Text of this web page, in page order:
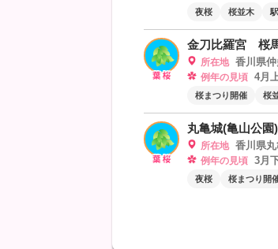
夜桜 桜並木
金刀比羅宮 桜
所在地 香川県
例年の見頃 4月
桜まつり開催 桜
丸亀城(亀山公園)
所在地 香川県
例年の見頃 3月
夜桜 桜まつり開